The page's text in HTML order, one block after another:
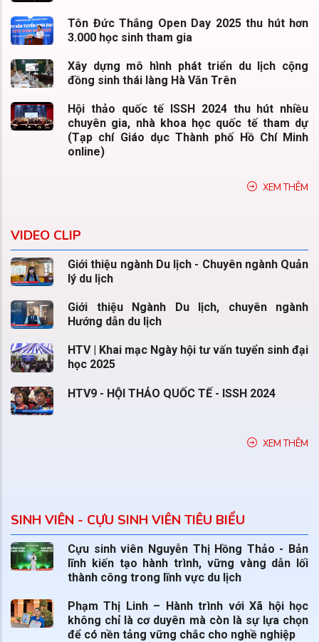
Tôn Đức Thắng Open Day 2025 thu hút hơn
3.000 học sinh tham gia
Xây dựng mô hình phát triển du lịch cộng
đồng sinh thái làng Hà Văn Trên
Hội thảo quốc tế ISSH 2024 thu hút nhiều
chuyên gia, nhà khoa học quốc tế tham dự
(Tạp chí Giáo dục Thành phố Hồ Chí Minh
online)
XEM THÊM
VIDEO CLIP
Giới thiệu ngành Du lịch - Chuyên ngành Quản
lý du lịch
Giới thiệu Ngành Du lịch, chuyên ngành
Hướng dẫn du lịch
HTV | Khai mạc Ngày hội tư vấn tuyển sinh đại
học 2025
HTV9 - HỘI THẢO QUỐC TẾ - ISSH 2024
XEM THÊM
SINH VIÊN - CỰU SINH VIÊN TIÊU BIỂU
Cựu sinh viên Nguyễn Thị Hồng Thảo - Bản
lĩnh kiến tạo hành trình, vững vàng dẫn lối
thành công trong lĩnh vực du lịch
Phạm Thị Linh – Hành trình với Xã hội học
không chỉ là cơ duyên mà còn là sự lựa chọn
để có nền tảng vững chắc cho nghề nghiệp